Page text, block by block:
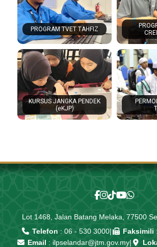
PROGRAM TVET TAHFIZ
KURSUS JANGKA PENDEK
(eKJP)
Lot 1468, Jalan Batang Melaka, 77500
Telefon : 06 - 530 3000| Faksimili
Email : ilpselandar@jtm.gov.my|